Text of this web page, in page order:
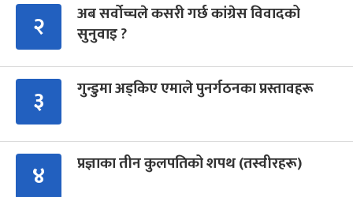
२
अब सर्वोच्चले कसरी गर्छ कांग्रेस विवादको
सुनुवाइ ?
३ गुन्डुमा अड्किए एमाले पुनर्गठनका प्रस्तावहरू
४ प्रज्ञाका तीन कुलपतिको शपथ (तस्वीरहरू)